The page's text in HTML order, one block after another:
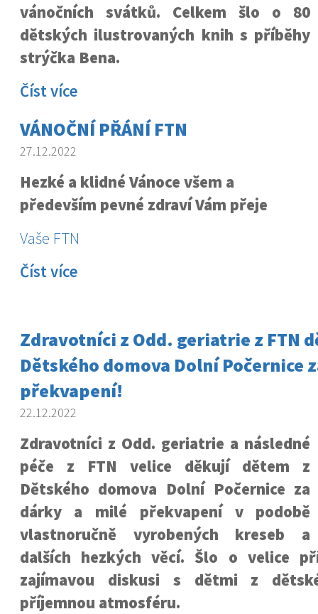
vánočních svátků. Celkem šlo o 80
dětských ilustrovaných knih s příběhy
strýčka Bena.
Číst více
VÁNOČNÍ PŘÁNÍ FTN
27.12.2022
Hezké a klidné Vánoce všem a
především pevné zdraví Vám přeje
Vaše FTN
Číst více
Zdravotníci z Odd. geriatrie z FTN
Dětského domova Dolní Počernice
překvapení!
22.12.2022
Zdravotníci z Odd. geriatrie a následné
péče z FTN velice děkují dětem z
Dětského domova Dolní Počernice za
dárky a milé překvapení v podobě
vlastnoručně vyrobených kreseb a
dalších hezkých věcí. Šlo o velice
zajímavou diskusi s dětmi z
příjemnou atmosféru.